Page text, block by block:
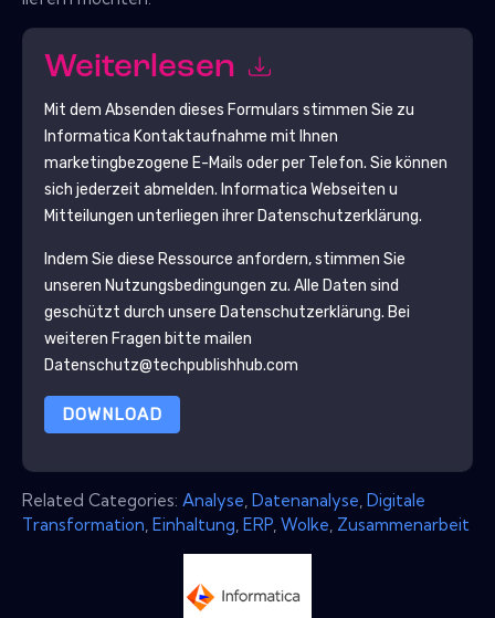
Weiterlesen
Mit dem Absenden dieses Formulars stimmen Sie zu
Informatica Kontaktaufnahme mit Ihnen
marketingbezogene E-Mails oder per Telefon. Sie können
sich jederzeit abmelden. Informatica Webseiten u
Mitteilungen unterliegen ihrer Datenschutzerklärung.
Indem Sie diese Ressource anfordern, stimmen Sie
unseren Nutzungsbedingungen zu. Alle Daten sind
geschützt durch unsere Datenschutzerklärung. Bei
weiteren Fragen bitte mailen
Datenschutz@techpublishhub.com
DOWNLOAD
Related Categories: Analyse Datenanalyse Digitale
Transformation Einhaltung ERP Wolke Zusammenarbeit